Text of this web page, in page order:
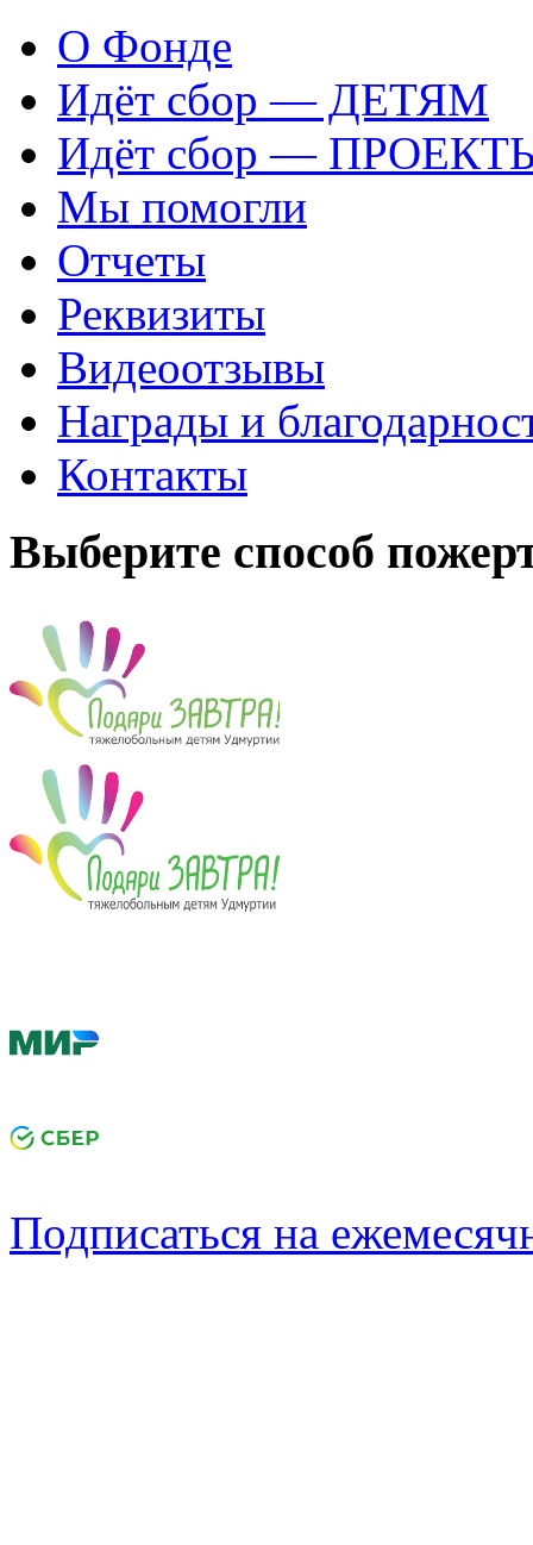
О Фонде
Идёт сбор — ДЕТЯМ
Идёт сбор —
Мы помогли
Отчеты
Реквизиты
Видеоотзывы
Награды и
Контакты
Выберите способ
Подписаться на